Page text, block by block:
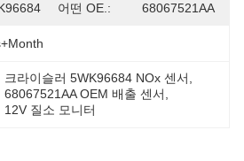
어떤 OE.: 68067521AA
크라이슬러 5WK96684 NOx 센서
68067521AA OEM 배출 센서
12V 질소 모니터